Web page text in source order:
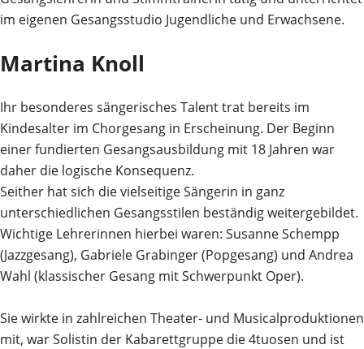
im eigenen Gesangsstudio Jugendliche und Erwachsene.
Martina Knoll
Ihr besonderes sängerisches Talent trat bereits im
Kindesalter im Chorgesang in Erscheinung. Der Beginn
einer fundierten Gesangsausbildung mit 18 Jahren war
daher die logische Konsequenz.
Seither hat sich die vielseitige Sängerin in ganz
unterschiedlichen Gesangsstilen beständig weitergebildet.
Wichtige Lehrerinnen hierbei waren: Susanne Schempp
(Jazzgesang), Gabriele Grabinger (Popgesang) und Andrea
Wahl (klassischer Gesang mit Schwerpunkt Oper).
Sie wirkte in zahlreichen Theater- und Musicalproduktionen
mit, war Solistin der Kabarettgruppe die 4tuosen und ist